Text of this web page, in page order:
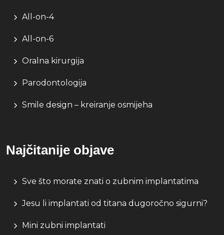
All-on-4
All-on-6
Oralna kirurgija
Parodontologija
Smile design – kreiranje osmijeha
Najčitanije objave
Sve što morate znati o zubnim implantatima
Jesu li implantati od titana dugoročno sigurni?
Mini zubni implantati